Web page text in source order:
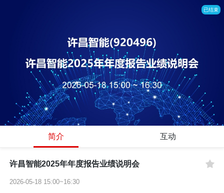
已结束
简介 互动
许昌智能2025年年度报告业绩说明会
2026-05-18 15:00~16:30